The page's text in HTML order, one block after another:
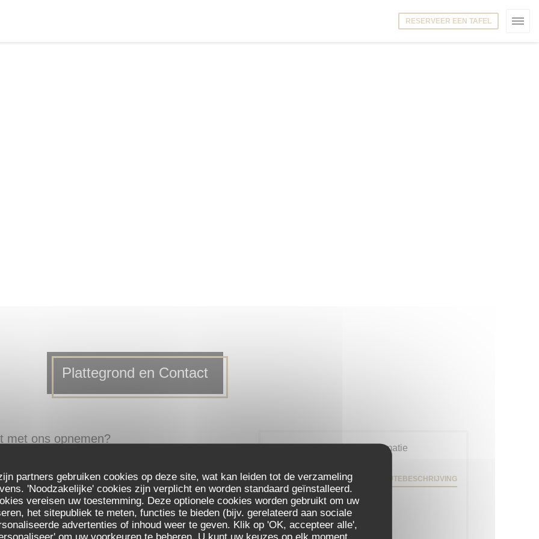
partners gebruiken cookies op deze site, wat kan leiden tot de verzameling
'Noodzakelijke' cookies zijn verplicht en worden standaard geïnstalleerd.
vereisen uw toestemming. Deze optionele cookies worden gebruikt om uw
het sitepubliek te meten, functies te bieden (bijv. gerelateerd aan sociale
advertenties of inhoud weer te geven. Klik op 'OK, accepteer alle',
om uw voorkeuren te beheren. U kunt uw keuzes op elk moment
RESERVEER EEN TAFEL
Plattegrond en Contact
met ons opnemen?
Algemene informatie
29
75014 Paris((opent in een nieuw venster))
ROUTEBESCHRIJVING
Ondergrondse
Gaîté